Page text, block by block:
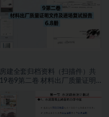
房建全套归档资料（扫描件）共
19卷9第二卷 材料出厂质量证明